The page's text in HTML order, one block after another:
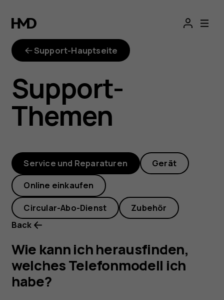
Wie
kann
ich
herausfinden,
welches
Telefonmodell
ich
habe?
Support-Hauptseite
Support-
Themen
Service und Reparaturen Gerät
Online einkaufen
Circular-Abo-Dienst
Zubehör
Back
Wie kann ich herausfinden,
welches Telefonmodell ich
habe?